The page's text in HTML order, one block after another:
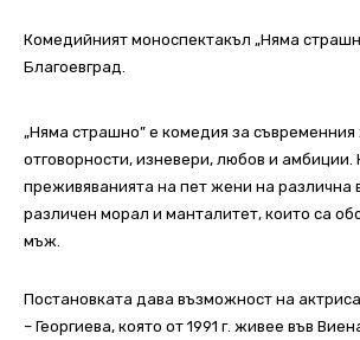
Комедийният моноспектакъл „Няма
Благоевград.
„Няма страшно” е комедия за съвременния
отговорности, изневери, любов и амбиции.
преживяванията на пет жени на различна
различен морал и манталитет, които са
мъж.
Постановката дава възможност на
– Георгиева, която от 1991 г. живее във